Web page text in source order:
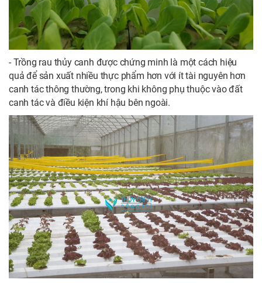
- Trồng rau thủy canh được chứng minh là một cách hiệu
quả để sản xuất nhiều thực phẩm hơn với ít tài nguyên hơn
canh tác thông thường, trong khi không phụ thuộc vào đất
canh tác và điều kiện khí hậu bên ngoài.